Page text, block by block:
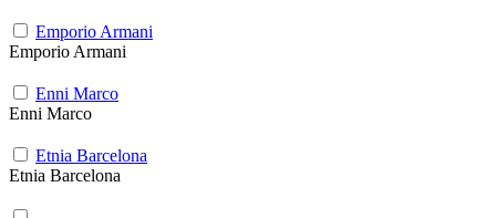
Emporio Armani
Emporio Armani
Enni Marco
Enni Marco
Etnia Barcelona
Etnia Barcelona